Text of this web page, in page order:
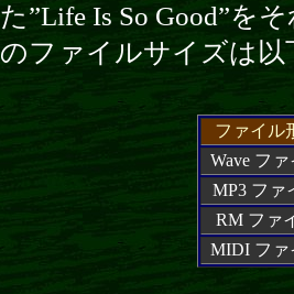
た”Life Is So Good”を
のファイルサイズは
ファイル
Wave フ
MP3 ファ
RM ファ
MIDI ファ